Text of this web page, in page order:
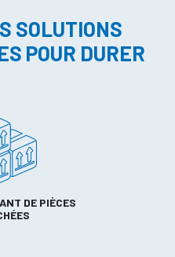
SOLUTIONS
POUR DURER
DE PIÈCES